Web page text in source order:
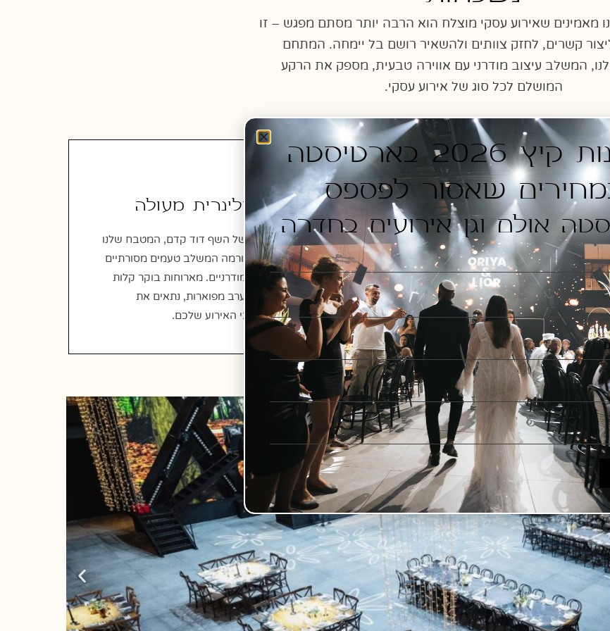
מאמינים שאירוע עסקי מוצלח הוא הרבה יותר מסתם מפגש – זו
קשרים, לחזק צוותים ולהשאיר רושם בל יימחה. המתחם
המשלב עיצוב מודרני עם אווירה טבעית, מספק את הרקע
המושלם לכל סוג של אירוע עסקי.
טכנולוגיה מתקדמת
אנו מצוידים במיטב הטכנולוגיה לאירועים
עסקיים, כולל מערכות הקרנה וסאונד
מתקדמות, Wi-Fi מהיר, ואפשרויות לשידור חי.
כל מה שנדרש כדי להפוך את המצגת או
ההרצאה שלכם למרשימה במיוחד.
חוויה קולינרית מעולה
תחת הנהגתו של השף דוד קדם, המטבח שלנו
מציע תפריט גורמה המשלב טעמים מסורתיים
עם טוויסטים מודרניים. מארוחות בוקר קלות
ועד לארוחות ערב מפוארות, נתאים את
התפריט לצרכי האירוע שלכם.
חתונות קיץ 2026 בארטיסטה
שאסור לפספס
אולם וגן אירועים בחדרה